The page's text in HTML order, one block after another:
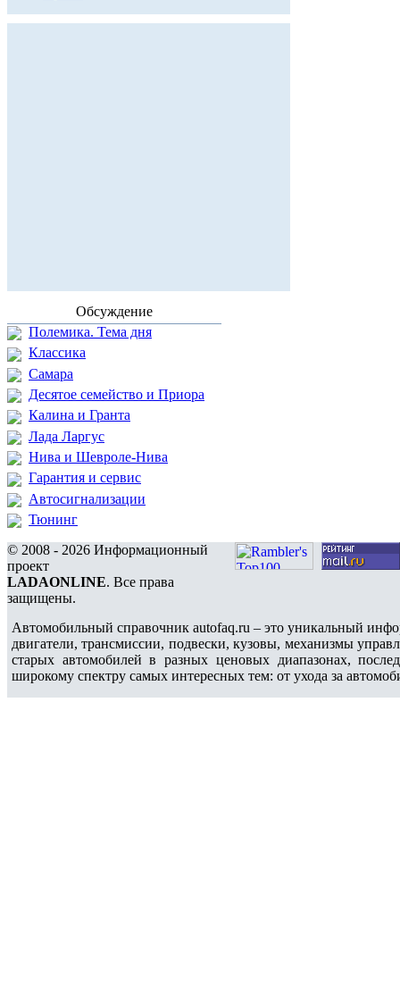
Обсуждение
Полемика. Тема дня
Классика
Самара
Десятое семейство и Приора
Калина и Гранта
Лада Ларгус
Нива и Шевроле-Нива
Гарантия и сервис
Автосигнализации
Тюнинг
© 2008 - 2026 Информационный
проект
LADAONLINE. Все права
защищены.
Автомобильный справочник autofaq.ru – это уникальный
двигатели, трансмиссии, подвески, кузовы, механизмы
старых автомобилей в разных ценовых диапазонах,
широкому спектру самых интересных тем: от ухода за